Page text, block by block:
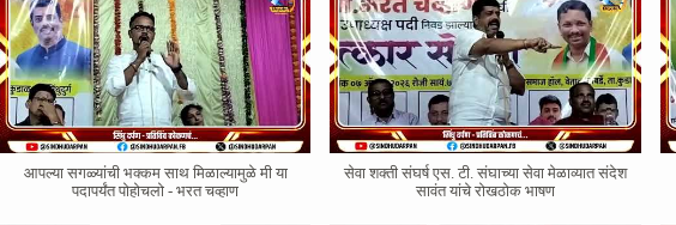
आपल्या सगळ्यांची भक्कम साथ मिळाल्यामुळे मी या
पदापर्यंत पोहोचलो - भरत चव्हाण
सेवा शक्ती संघर्ष एस. टी. संघाच्या सेवा मेळाव्यात संदेश
सावंत यांचे रोखठोक भाषण